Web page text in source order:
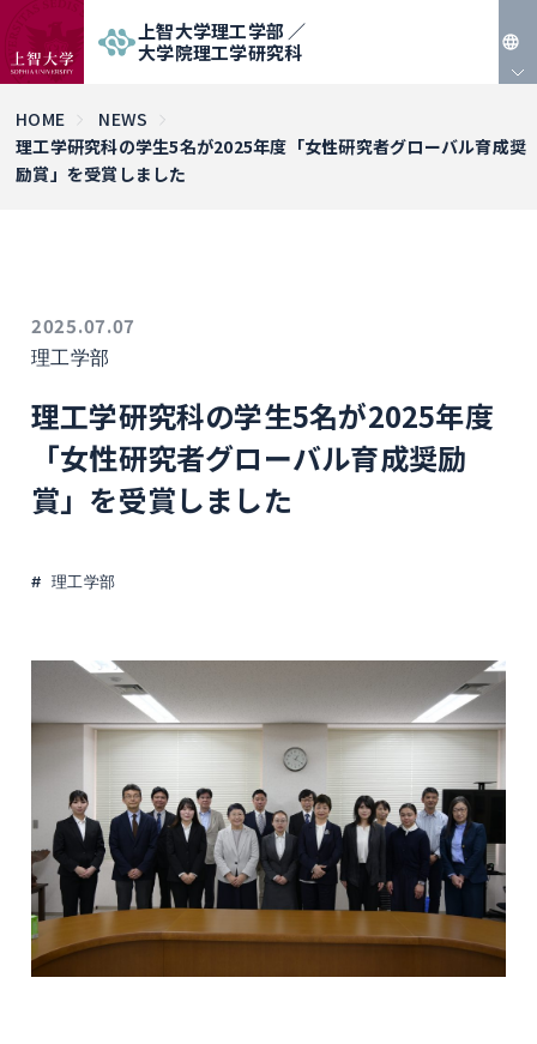
上智大学理工学部 ／
大学院理工学研究科
EN
HOME
NEWS
理工学研究科の学生5名が2025年度「女性研究者グローバル育成奨
励賞」を受賞しました
2025.07.07
理工学部
理工学研究科の学生5名が2025年度
「女性研究者グローバル育成奨励
賞」を受賞しました
理工学部